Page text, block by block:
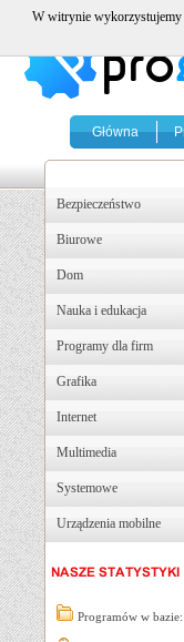
Główna
Bezpieczeństwo
Biurowe
Dom
Nauka i edukacja
Programy dla firm
Grafika
Internet
Multimedia
Systemowe
Urządzenia mobilne
Programów w
W witrynie wykorzystujemy